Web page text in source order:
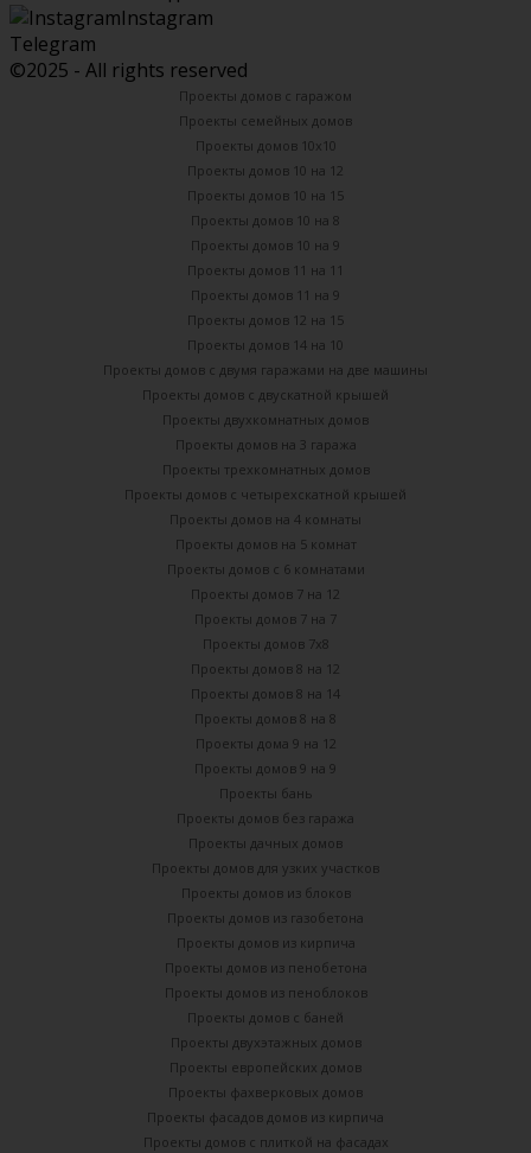
Instagram
Telegram
©2025 - All rights reserved
Проекты домов с гаражом
Проекты семейных домов
Проекты домов 10х10
Проекты домов 10 на 12
Проекты домов 10 на 15
Проекты домов 10 на 8
Проекты домов 10 на 9
Проекты домов 11 на 11
Проекты домов 11 на 9
Проекты домов 12 на 15
Проекты домов 14 на 10
Проекты домов с двумя гаражами на две машины
Проекты домов с двускатной крышей
Проекты двухкомнатных домов
Проекты домов на 3 гаража
Проекты трехкомнатных домов
Проекты домов с четырехскатной крышей
Проекты домов на 4 комнаты
Проекты домов на 5 комнат
Проекты домов с 6 комнатами
Проекты домов 7 на 12
Проекты домов 7 на 7
Проекты домов 7х8
Проекты домов 8 на 12
Проекты домов 8 на 14
Проекты домов 8 на 8
Проекты дома 9 на 12
Проекты домов 9 на 9
Проекты бань
Проекты домов без гаража
Проекты дачных домов
Проекты домов для узких участков
Проекты домов из блоков
Проекты домов из газобетона
Проекты домов из кирпича
Проекты домов из пенобетона
Проекты домов из пеноблоков
Проекты домов с баней
Проекты двухэтажных домов
Проекты европейских домов
Проекты фахверковых домов
Проекты фасадов домов из кирпича
Проекты домов с плиткой на фасадах